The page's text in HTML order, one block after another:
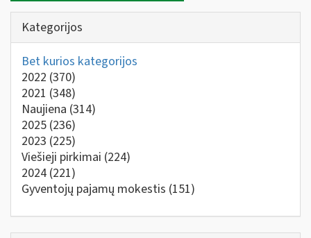
Kategorijos
Bet kurios kategorijos
2022 (370)
2021 (348)
Naujiena (314)
2025 (236)
2023 (225)
Viešieji pirkimai (224)
2024 (221)
Gyventojų pajamų mokestis (151)